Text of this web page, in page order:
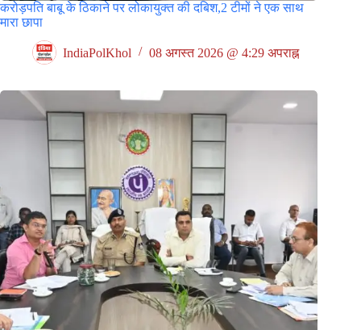
करोड़पति बाबू के ठिकाने पर लोकायुक्त की दबिश,2 टीमों ने एक साथ
मारा छापा
IndiaPolKhol 08 अगस्त 2026 @ 4:29 अपराह्न